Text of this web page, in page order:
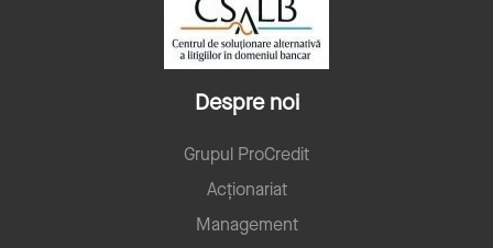
Despre noi
Grupul ProCredit
Acționariat
Management